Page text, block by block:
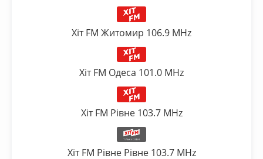
Хіт FM Житомир 106.9 MHz
Хіт FM Одеса 101.0 MHz
Хіт FM Рівне 103.7 MHz
Хіт FM Рівне Рівне 103.7 MHz